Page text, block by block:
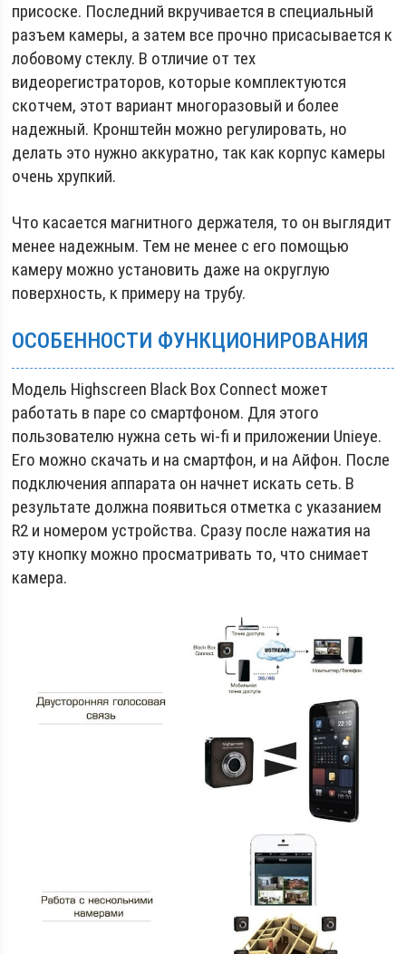
присоске. Последний вкручивается в специальный
разъем камеры, а затем все прочно присасывается к
лобовому стеклу. В отличие от тех
видеорегистраторов, которые комплектуются
скотчем, этот вариант многоразовый и более
надежный. Кронштейн можно регулировать, но
делать это нужно аккуратно, так как корпус камеры
очень хрупкий.
Что касается магнитного держателя, то он выглядит
менее надежным. Тем не менее с его помощью
камеру можно установить даже на округлую
поверхность, к примеру на трубу.
ОСОБЕННОСТИ ФУНКЦИОНИРОВАНИЯ
Модель Highscreen Black Box Connect может
работать в паре со смартфоном. Для этого
пользователю нужна сеть wi-fi и приложении Unieye.
Его можно скачать и на смартфон, и на Айфон. После
подключения аппарата он начнет искать сеть. В
результате должна появиться отметка с указанием
R2 и номером устройства. Сразу после нажатия на
эту кнопку можно просматривать то, что снимает
камера.